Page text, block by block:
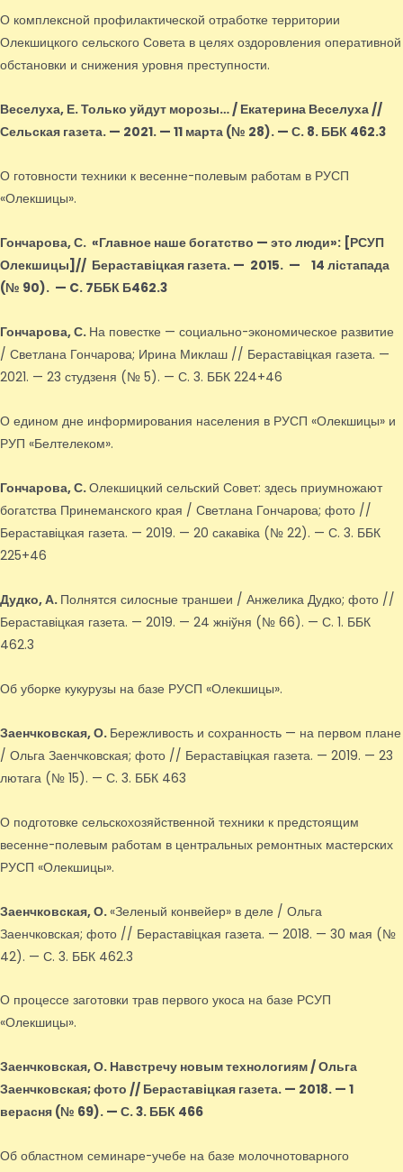
О комплексной профилактической отработке территории
Олекшицкого сельского Совета в целях оздоровления оперативной
обстановки и снижения уровня преступности.
Веселуха, Е.Только уйдут морозы… / Екатерина Веселуха //
Сельская газета. — 2021. — 11 марта (№ 28). — С. 8. ББК 462.3
О готовности техники к весенне-полевым работам в РУСП
«Олекшицы».
Гончарова, С. «Главное наше богатство — это люди»: [РСУП
Олекшицы] // Бераставіцкая газета. — 2015. — 14 лістапада
(№ 90). — C. 7ББК Б462.3
Гончарова, С. На повестке — социально-экономическое развитие
/ Светлана Гончарова; Ирина Миклаш // Бераставіцкая газета. —
2021. — 23 студзеня (№ 5). — С. 3. ББК 224+46
О едином дне информирования населения в РУСП «Олекшицы» и
РУП «Белтелеком».
Гончарова, С.Олекшицкий сельский Совет: здесь приумножают
богатства Принеманского края / Светлана Гончарова; фото //
Бераставіцкая газета. — 2019. — 20 сакавіка (№ 22). — С. 3. ББК
225+46
Дудко, А. Полнятся силосные траншеи / Анжелика Дудко; фото //
Бераставіцкая газета. — 2019. — 24 жніўня (№ 66). — С. 1. ББК
462.3
Об уборке кукурузы на базе РУСП «Олекшицы».
Заенчковская, О. Бережливость и сохранность — на первом плане
/ Ольга Заенчковская; фото // Бераставіцкая газета. — 2019. — 23
лютага (№ 15). — С. 3. ББК 463
О подготовке сельскохозяйственной техники к предстоящим
весенне-полевым работам в центральных ремонтных мастерских
РУСП «Олекшицы».
Заенчковская, О.«Зеленый конвейер» в деле / Ольга
Заенчковская; фото // Бераставіцкая газета. — 2018. — 30 мая (№
42). — С. 3. ББК 462.3
О процессе заготовки трав первого укоса на базе РСУП
«Олекшицы».
Заенчковская, О. Навстречу новым технологиям / Ольга
Заенчковская; фото // Бераставіцкая газета. — 2018. — 1
верасня (№ 69). — С. 3. ББК 466
Об областном семинаре-учебе на базе молочнотоварного